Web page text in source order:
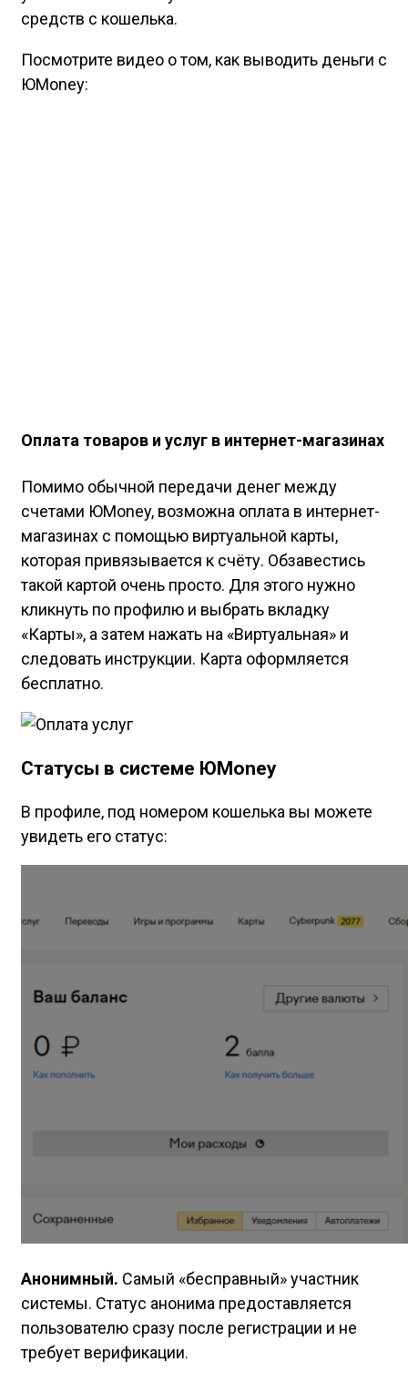
средств с кошелька.
Посмотрите видео о том, как выводить деньги с
ЮMoney:
Оплата товаров и услуг в интернет-магазинах
Помимо обычной передачи денег между
счетами ЮMoney, возможна оплата в интернет-
магазинах с помощью виртуальной карты,
которая привязывается к счёту. Обзавестись
такой картой очень просто. Для этого нужно
кликнуть по профилю и выбрать вкладку
«Карты», а затем нажать на «Виртуальная» и
следовать инструкции. Карта оформляется
бесплатно.
Статусы в системе ЮMoney
В профиле, под номером кошелька вы можете
увидеть его статус:
Анонимный. Самый «бесправный» участник
системы. Статус анонима предоставляется
пользователю сразу после регистрации и не
требует верификации.